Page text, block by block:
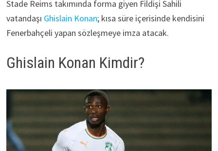
Stade Reims takımında forma giyen Fildişi Sahili
vatandaşı Ghislain Konan; kısa süre içerisinde kendisini
Fenerbahçeli yapan sözleşmeye imza atacak.
Ghislain Konan Kimdir?